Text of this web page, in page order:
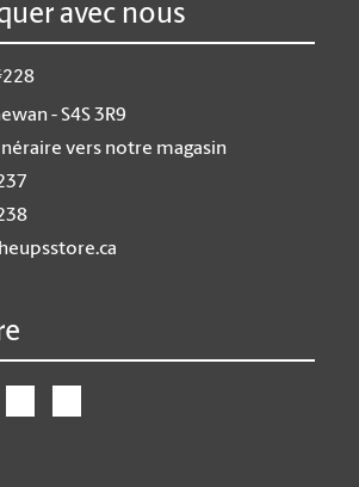
avec nous
- S4S 3R9
vers notre magasin